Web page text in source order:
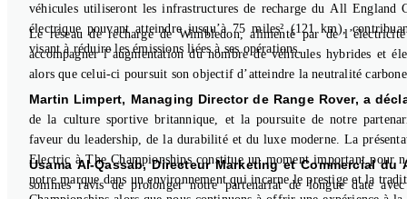
véhicules utiliseront les infrastructures de recharge du All England
électrique pouvant atteindre jusqu’à 75 miles² (121 km),
visant à réduire les émissions liées à ses opérations.
Le réseau de recharge de Wimbledon, alimenté par de
accompagner l’augmentation du nombre de véhicules hybrides et
alors que celui-ci poursuit son objectif d’atteindre la neutralité
Martin Limpert, Managing Director de Range Rover, a
de la culture sportive britannique, et la poursuite de notre
faveur du leadership, de la durabilité et du luxe moderne. La
Electric à The Championships constitue un moment important pour
notre marque dans un environnement qui incarne le prestige et la
Usama Al-Qassab, Directeur Marketing et Commercial
sommes ravis de prolonger notre partenariat de longue date